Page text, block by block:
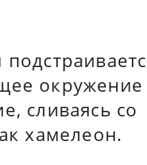
окружение
сливаясь со
хамелеон.